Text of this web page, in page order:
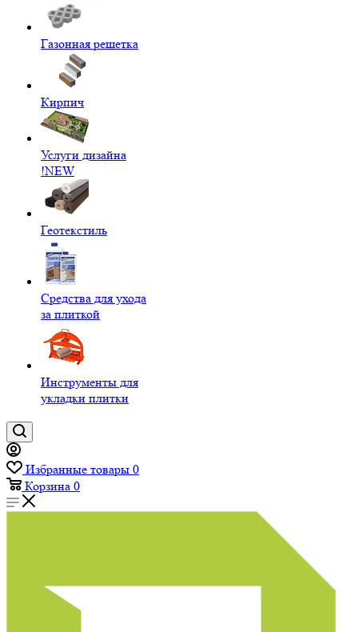
Газонная решетка
Кирпич
Услуги дизайна
!NEW
Геотекстиль
Средства для ухода
за плиткой
Инструменты для
укладки плитки
Избранные товары 0
Корзина 0